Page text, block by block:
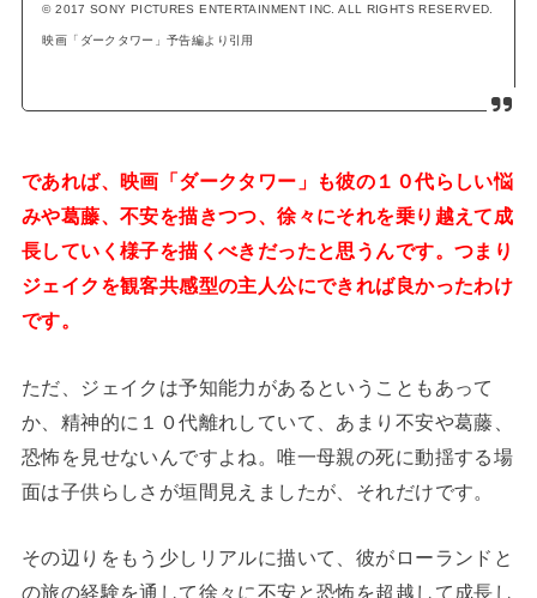
© 2017 SONY PICTURES ENTERTAINMENT INC. ALL RIGHTS RESERVED.
映画「ダークタワー」予告編より引用
であれば、映画「ダークタワー」も彼の１０代らしい悩
みや葛藤、不安を描きつつ、徐々にそれを乗り越えて成
長していく様子を描くべきだったと思うんです。つまり
ジェイクを観客共感型の主人公にできれば良かったわけ
です。
ただ、ジェイクは予知能力があるということもあって
か、精神的に１０代離れしていて、あまり不安や葛藤、
恐怖を見せないんですよね。唯一母親の死に動揺する場
面は子供らしさが垣間見えましたが、それだけです。
その辺りをもう少しリアルに描いて、彼がローランドと
の旅の経験を通して徐々に不安と恐怖を超越して成長し